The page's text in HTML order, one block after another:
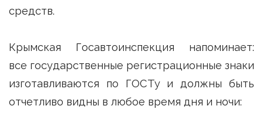
средств.
Крымская Госавтоинспекция напоминает:
все государственные регистрационные знаки
изготавливаются по ГОСТу и должны быть
отчетливо видны в любое время дня и ночи: